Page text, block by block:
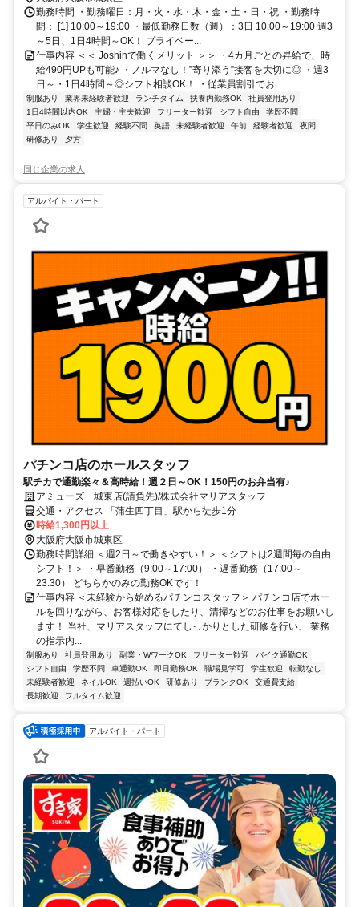
勤務時間 ・勤務曜日：月・火・水・木・金・土・日・祝 ・勤務時
間： [1] 10:00～19:00 ・最低勤務日数（週）：3日 10:00～19:00 週3
～5日、1日4時間～OK！ プライベー...
仕事内容 ＜＜ Joshinで働くメリット ＞＞ ・4カ月ごとの昇給で、時
給490円UPも可能♪ ・ノルマなし！”寄り添う”接客を大切に◎ ・週3
日～・1日4時間～◎シフト相談OK！ ・従業員割引でお...
制服あり 業界未経験者歓迎 ランチタイム 扶養内勤務OK
社員登用あり
1日4時間以内OK
主婦・主夫歓迎 フリーター歓迎 シフト自由
学歴不問
平日のみOK
学生歓迎 経験不問 英語 未経験者歓迎 午前 経験者歓迎
夜間
研修あり
夕方
同じ企業の求人
アルバイト・パート
パチンコ店のホールスタッフ
駅チカで通勤楽々＆高時給！週２日～OK！150円のお弁当有♪
アミューズ 城東店(請負先)/株式会社マリアスタッフ
交通・アクセス 「蒲生四丁目」駅から徒歩1分
時給1,300円以上
大阪府大阪市城東区
勤務時間詳細 ＜週2日～で働きやすい！＞ ＜シフトは2週間毎の自由
シフト！＞ ・早番勤務（9:00～17:00） ・遅番勤務（17:00～
23:30） どちらかのみの勤務OKです！
仕事内容 ＜未経験から始めるパチンコスタッフ＞ パチンコ店でホー
ルを回りながら、お客様対応をしたり、清掃などのお仕事をお願いし
ます！ 当社、マリアスタッフにてしっかりとした研修を行い、 業務
の指示内...
制服あり 社員登用あり 副業・WワークOK フリーター歓迎
バイク通勤OK
シフト自由
学歴不問 車通勤OK 即日勤務OK 職場見学可 学生歓迎
転勤なし
未経験者歓迎
ネイルOK 週払いOK 研修あり ブランクOK
交通費支給
長期歓迎
フルタイム歓迎
アルバイト・パート